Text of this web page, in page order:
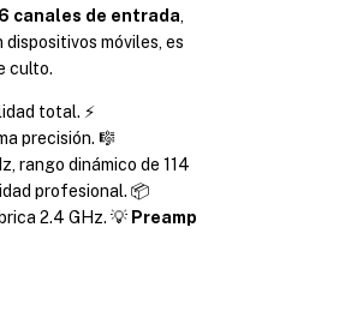
canales de entrada,
móviles, es
culto.
rango dinámico de 114
2.4 GHz. 💡 Preamp